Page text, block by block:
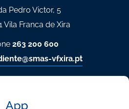
Pedro Victor, 5
Vila Franca de Xira
263 200 600
vfxira.pt